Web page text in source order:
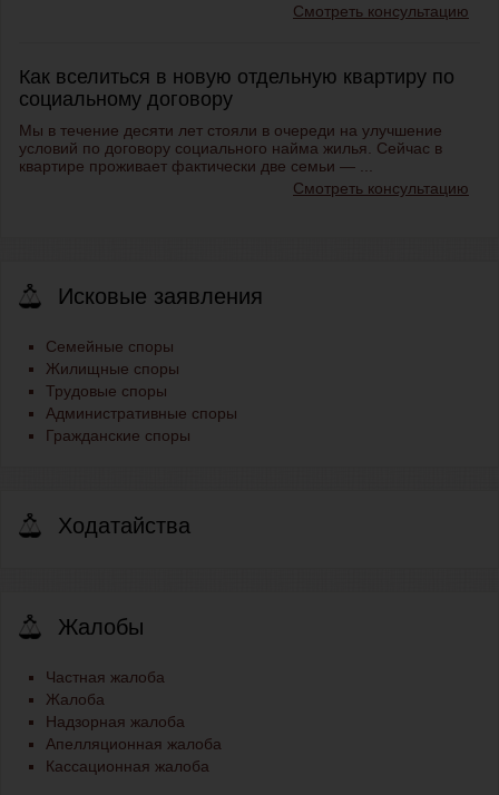
Смотреть консультацию
Как вселиться в новую отдельную квартиру по
социальному договору
Мы в течение десяти лет стояли в очереди на улучшение
условий по договору социального найма жилья. Сейчас в
квартире проживает фактически две семьи — ...
Смотреть консультацию
Исковые заявления
Семейные споры
Жилищные споры
Трудовые споры
Административные споры
Гражданские споры
Ходатайства
Жалобы
Частная жалоба
Жалоба
Надзорная жалоба
Апелляционная жалоба
Кассационная жалоба